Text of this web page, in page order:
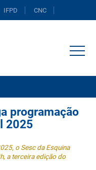
IFPD CNC
programação
2025
o Sesc da Esquina
a terceira edição do